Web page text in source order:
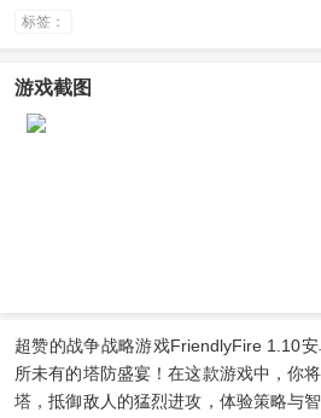
标签：
游戏截图
超赞的战争战略游戏FriendlyFire 1.10
所未有的塔防盛宴！在这款游戏中，你
塔，抵御敌人的猛烈进攻，体验策略与